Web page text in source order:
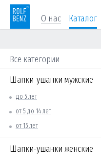
О нас Каталог
Все категории
Шапки-ушанки мужские
до 5 лет
от 5 до 14 лет
от 15 лет
Шапки-ушанки женские